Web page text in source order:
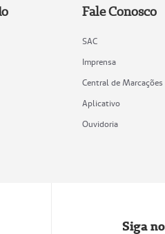
Fale Conosco
SAC
Imprensa
Central de Marcações
Aplicativo
Ouvidoria
Siga